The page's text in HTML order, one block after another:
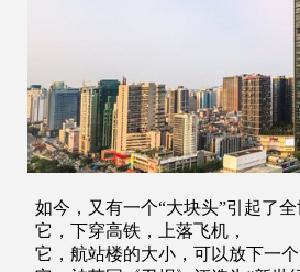
如今，又有一个“大块头”引起了全
它，下穿高铁，上落飞机，
它，航站楼的大小，可以放下一个